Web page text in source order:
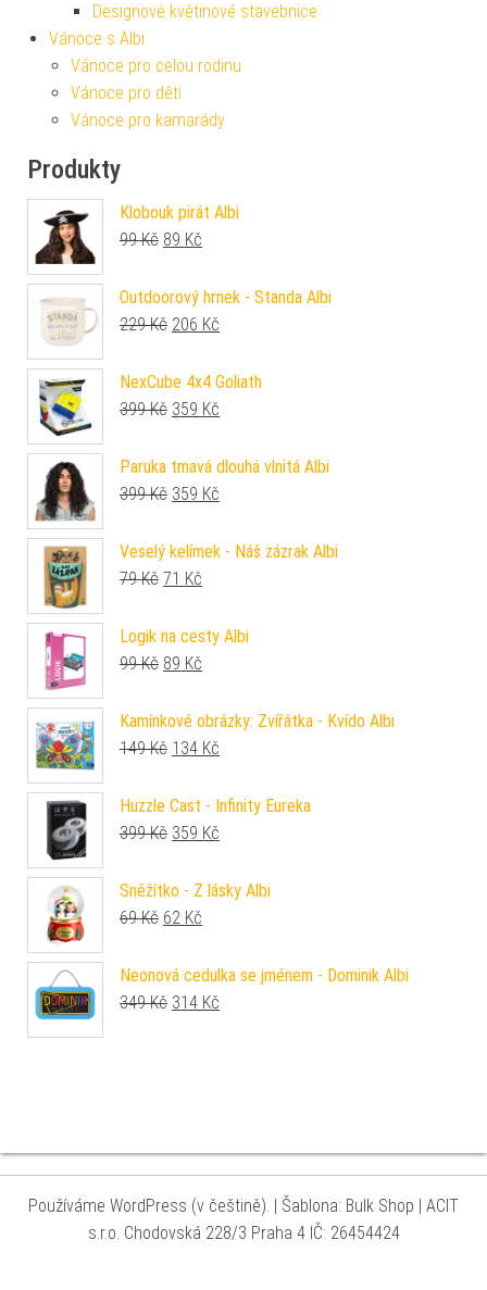
Designové květinové stavebnice
Vánoce s Albi
Vánoce pro celou rodinu
Vánoce pro děti
Vánoce pro kamarády
Produkty
Klobouk pirát Albi
99Kč Původní cena byla: 99 Kč.
89 Kč
Outdoorový hrnek - Standa Albi
229Kč Původní cena byla: 229 Kč.
206 Kč
NexCube 4x4 Goliath
399Kč Původní cena byla: 399 Kč.
359 Kč
Paruka tmavá dlouhá vlnitá Albi
399Kč Původní cena byla: 399 Kč.
359 Kč
Veselý kelímek - Náš zázrak Albi
79Kč Původní cena byla: 79 Kč.
71 Kč
Logik na cesty Albi
99Kč Původní cena byla: 99 Kč.
89 Kč
Kamínkové obrázky: Zvířátka - Kvído Albi
149Kč Původní cena byla: 149 Kč.
134 Kč
Huzzle Cast - Infinity Eureka
399Kč Původní cena byla: 399 Kč.
359 Kč
Sněžítko - Z lásky Albi
69Kč Původní cena byla: 69 Kč.
62 Kč
Neonová cedulka se jménem - Dominik Albi
349Kč Původní cena byla: 349 Kč.
314 Kč
Používáme WordPress (v češtině). Šablona: Bulk Shop
| ACIT
s.r.o. Chodovská 228/3 Praha 4 IČ: 26454424